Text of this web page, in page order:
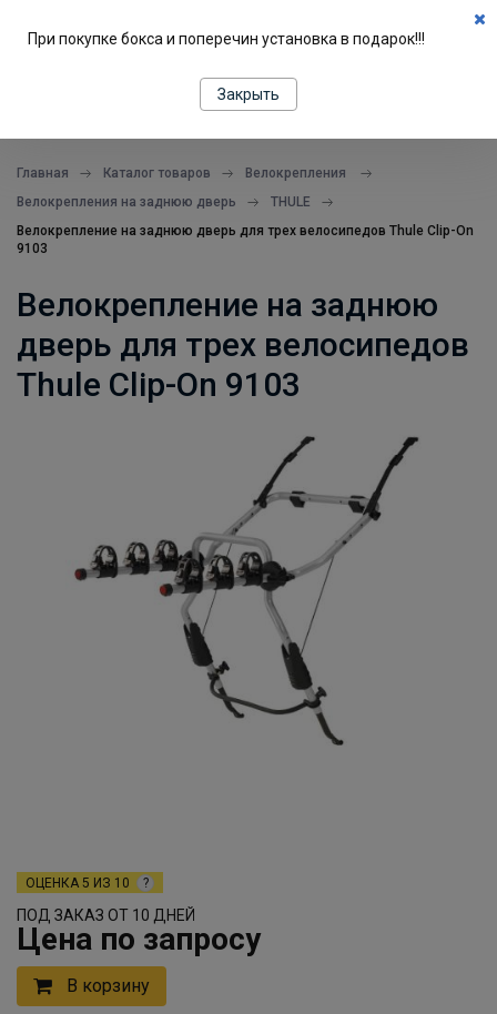
Главная Каталог товаров
Велокрепления
Велокрепления на заднюю дверь
THULE
Велокрепление на заднюю дверь для трех велосипедов Thule Clip-On
9103
Велокрепление на заднюю
дверь для трех велосипедов
Thule Clip-On 9103
ОЦЕНКА 5 ИЗ 10 ?
ПОД ЗАКАЗ ОТ 10 ДНЕЙ
Цена по запросу
В корзину
При покупке бокса и поперечин установка в подарок!!!
Закрыть